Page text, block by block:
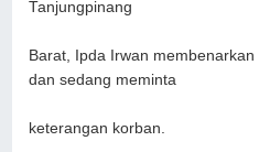
Tanjungpinang
Barat, Ipda Irwan
dan sedang meminta
keterangan korban.